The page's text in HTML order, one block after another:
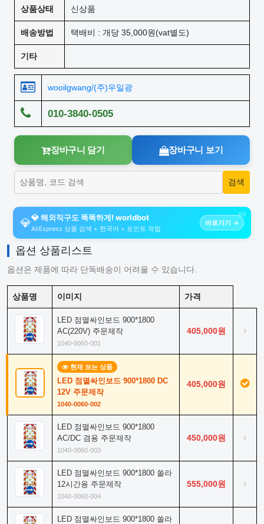
상품상태 신상품
배송방법 택배비 : 개당 35,000원(vat별도)
기타
wooilgwang/(주)우일광
010-3840-0505
장바구니 담기 장바구니 보기
AD
💎💎 해외직구도 똑똑하게! worldbot
AliExpress 상품 검색 + 한국어 + 포인트 적립
바로가기 →
옵션 상품리스트
옵션은 제품에 따라 단독배송이 어려울 수 있습니다.
상품명 이미지 가격
LED 점멸싸인보드 900*1800
AC(220V) 주문제작
1040-0060-001
405,000원 ›
현재 보는 상품
LED 점멸싸인보드 900*1800 DC
12V 주문제작
1040-0060-002
405,000원
LED 점멸싸인보드 900*1800
AC/DC 겸용 주문제작
1040-0060-003
450,000원 ›
LED 점멸싸인보드 900*1800 쏠라
12시간용 주문제작
1040-0060-004
555,000원 ›
LED 점멸싸인보드 900*1800 쏠라